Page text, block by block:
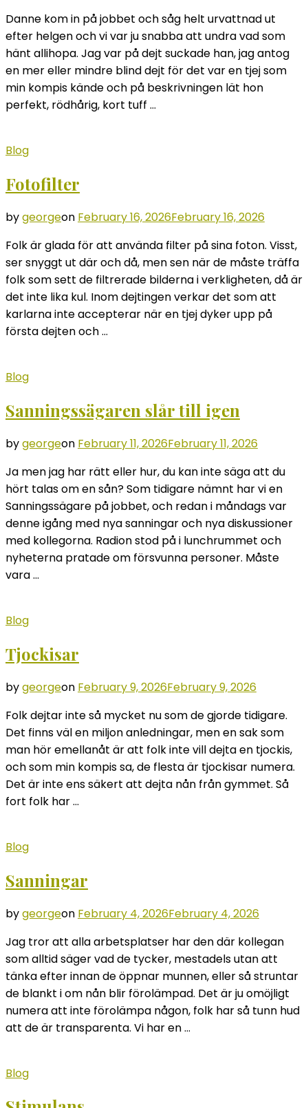
Danne kom in på jobbet och såg helt urvattnad ut
efter helgen och vi var ju snabba att undra vad som
hänt allihopa. Jag var på dejt suckade han, jag antog
en mer eller mindre blind dejt för det var en tjej som
min kompis kände och på beskrivningen lät hon
perfekt, rödhårig, kort tuff …
Blog
Fotofilter
bygeorgeon February 16, 2026February 16, 2026
Folk är glada för att använda filter på sina foton. Visst,
ser snyggt ut där och då, men sen när de måste träffa
folk som sett de filtrerade bilderna i verkligheten, då är
det inte lika kul. Inom dejtingen verkar det som att
karlarna inte accepterar när en tjej dyker upp på
första dejten och …
Blog
Sanningssägaren slår till igen
bygeorgeon February 11, 2026February 11, 2026
Ja men jag har rätt eller hur, du kan inte säga att du
hört talas om en sån? Som tidigare nämnt har vi en
Sanningssägare på jobbet, och redan i måndags var
denne igång med nya sanningar och nya diskussioner
med kollegorna. Radion stod på i lunchrummet och
nyheterna pratade om försvunna personer. Måste
vara …
Blog
Tjockisar
bygeorgeon February 9, 2026February 9, 2026
Folk dejtar inte så mycket nu som de gjorde tidigare.
Det finns väl en miljon anledningar, men en sak som
man hör emellanåt är att folk inte vill dejta en tjockis,
och som min kompis sa, de flesta är tjockisar numera.
Det är inte ens säkert att dejta nån från gymmet. Så
fort folk har …
Blog
Sanningar
bygeorgeon February 4, 2026February 4, 2026
Jag tror att alla arbetsplatser har den där kollegan
som alltid säger vad de tycker, mestadels utan att
tänka efter innan de öppnar munnen, eller så struntar
de blankt i om nån blir förolämpad. Det är ju omöjligt
numera att inte förolämpa någon, folk har så tunn hud
att de är transparenta. Vi har en …
Blog